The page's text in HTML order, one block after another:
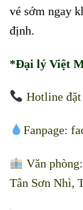
vé sớm ngay
định.
*Đại lý Việt
Hotline đặt
Fanpage:
Văn
Tân Sơn Nhì,